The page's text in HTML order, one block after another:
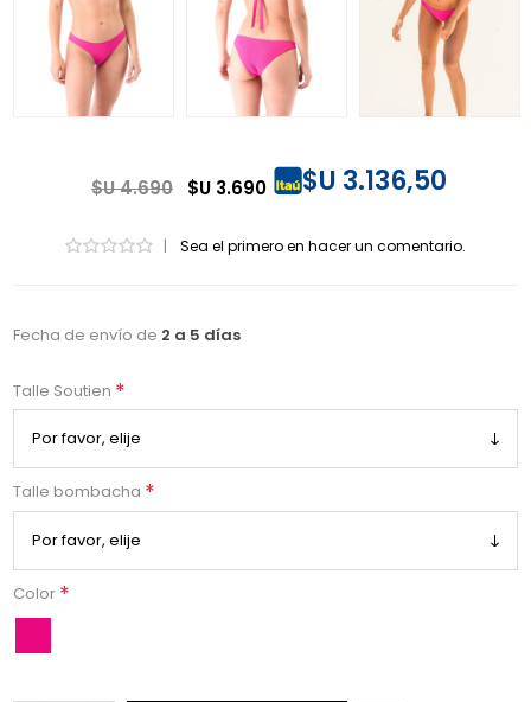
$U 4.690 $U 3.690 $U 3.136,50
| Sea el primero en hacer un comentario.
Fecha de envío de 2 a 5 días
Talle Soutien *
Talle bombacha *
Color *